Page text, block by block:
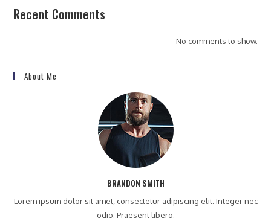
Recent Comments
No comments to show.
About Me
BRANDON SMITH
Lorem ipsum dolor sit amet, consectetur adipiscing elit. Integer nec
odio. Praesent libero.